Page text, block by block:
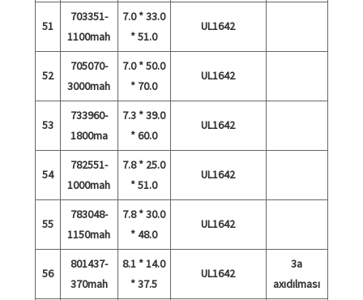
51
703351-
1100mah
7.0 * 33.0
* 51.0
UL1642
52
705070-
3000mah
7.0 * 50.0
* 70.0
UL1642
53
733960-
1800ma
7.3 * 39.0
* 60.0
UL1642
54
782551-
1000mah
7.8 * 25.0
* 51.0
UL1642
55
783048-
1150mah
7.8 * 30.0
* 48.0
UL1642
56
801437-
370mah
8.1 * 14.0
* 37.5
UL1642
3a
axıdılması